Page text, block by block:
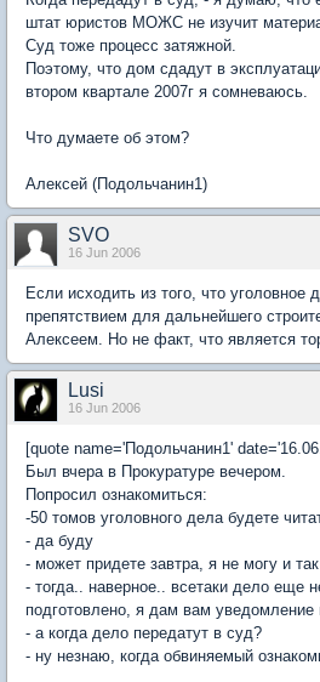
штат юристов МОЖС не изучит
Суд тоже процесс затяжной.
Поэтому, что дом сдадут в
втором квартале 2007г я сомневаюсь.
Что думаете об этом?
Алексей (Подольчанин1)
SVO
16 Jun 2006
Если исходить из того, что уголовное
препятствием для дальнейшего
Алексеем. Но не факт, что является
Lusi
16 Jun 2006
[quote name='Подольчанин1'
Был вчера в Прокуратуре вечером.
Попросил ознакомиться:
-50 томов уголовного дела будете
- да буду
- может придете завтра, я не могу и
- тогда.. наверное.. всетаки дело еще
подготовлено, я дам вам уведомление
- а когда дело передатут в суд?
- ну незнаю, когда обвиняемый